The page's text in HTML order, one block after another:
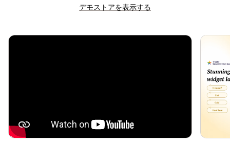
デモストアを表示する